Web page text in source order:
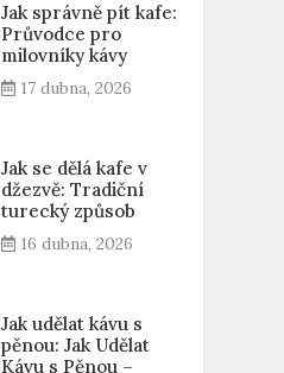
Jak správně pít kafe:
Průvodce pro
milovníky kávy
17 dubna, 2026
Jak se dělá kafe v
džezvě: Tradiční
turecký způsob
16 dubna, 2026
Jak udělat kávu s
pěnou: Jak Udělat
Kávu s Pěnou –